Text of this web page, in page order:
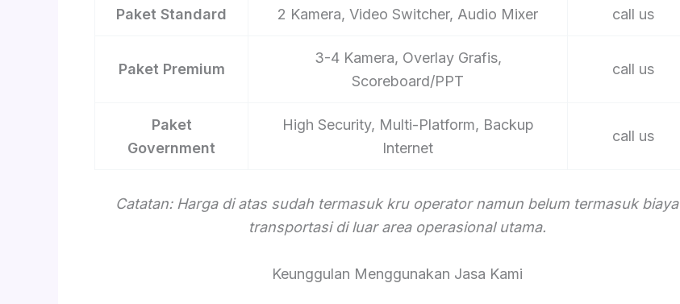
Paket Standard 2 Kamera, Video Switcher, Audio Mixer call us
Paket Premium
3-4 Kamera, Overlay Grafis,
Scoreboard/PPT
call us
Paket
Government
High Security, Multi-Platform, Backup
Internet
call us
Catatan: Harga di atas sudah termasuk kru operator namun belum termasuk biaya
transportasi di luar area operasional utama.
Keunggulan Menggunakan Jasa Kami